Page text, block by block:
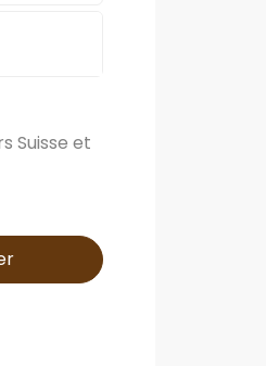
Suisse et